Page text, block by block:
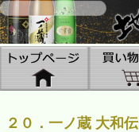
２０．一ノ蔵 大和